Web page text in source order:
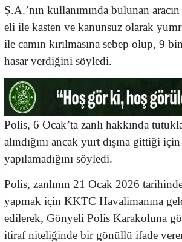
Ş.A.’nın kullanımında bulunan
eli ile kasten ve kanunsuz olarak
ile camın kırılmasına sebep olup, 9
hasar verdiğini söyledi.
Polis, 6 Ocak’ta zanlı hakkında
alındığını ancak yurt dışına gittiği
yapılamadığını söyledi.
Polis, zanlının 21 Ocak 2026
yapmak için KKTC Havalimanına
edilerek, Gönyeli Polis Karakoluna
itiraf niteliğinde bir gönüllü ifade